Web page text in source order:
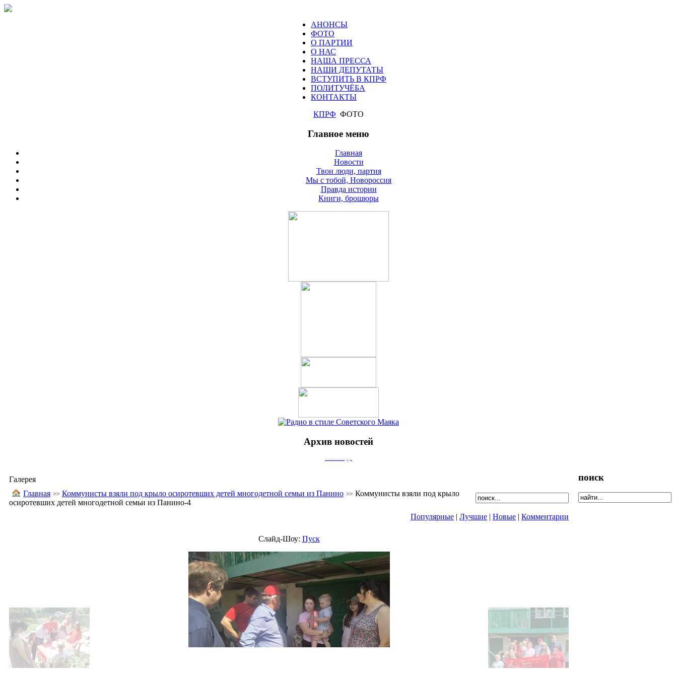
АНОНСЫ
ФОТО
О ПАРТИИ
О НАС
НАША ПРЕССА
НАШИ ДЕПУТАТЫ
ВСТУПИТЬ В КПРФ
ПОЛИТУЧЁБА
КОНТАКТЫ
КПРФ ФОТО
Главное меню
Главная
Новости
Твои люди, партия
Мы с тобой, Новороссия
Правда истории
Книги, брошюры
Архив новостей
Joomla календарь
Галерея
Главная
Коммунисты взяли под крыло осиротевших детей многодетной семьи из Панино
Коммунисты взяли под крыло
осиротевших детей многодетной семьи из Панино-4
Популярные | Лучшие | Новые | Комментарии
Слайд-Шоу: Пуск
поиск